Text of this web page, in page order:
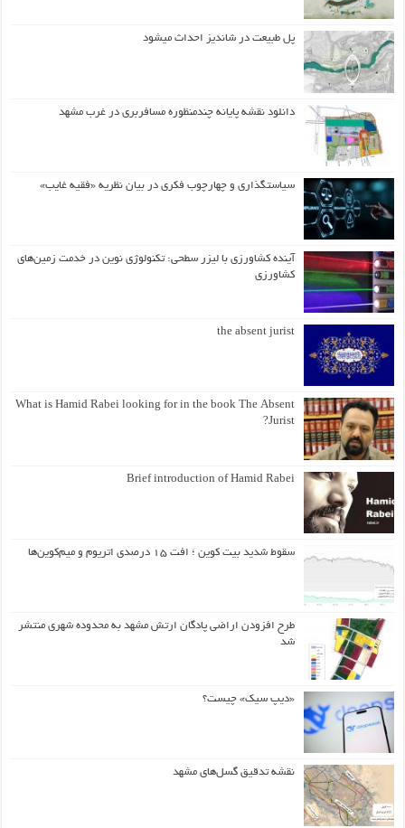
پل طبیعت در شاندیز احداث میشود
دانلود نقشه پایانه چندمنظوره مسافربری در غرب مشهد
سیاستگذاری و چهارچوب فکری در بیان نظریه «فقیه غایب»
آینده کشاورزی با لیزر سطحی: تکنولوژی نوین در خدمت زمین‌های
کشاورزی
the absent jurist
What is Hamid Rabei looking for in the book The Absent
Jurist?
Brief introduction of Hamid Rabei
سقوط شدید بیت کوین ؛ افت ۱۵ درصدی اتریوم و میم‌کوین‌ها
طرح افزودن اراضی پادگان ارتش مشهد به محدوده شهری منتشر
شد
«دیپ سیک» چیست؟
نقشه تدقیق گسل‌های مشهد